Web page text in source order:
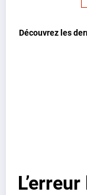
Découvrez les